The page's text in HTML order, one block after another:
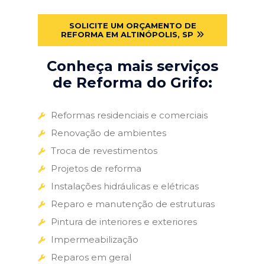
SOLICITE UM ORÇAMENTO DE
REFORMA EM ALTINÓPOLIS, SP
Conheça mais serviços
de Reforma do Grifo:
Reformas residenciais e comerciais
Renovação de ambientes
Troca de revestimentos
Projetos de reforma
Instalações hidráulicas e elétricas
Reparo e manutenção de estruturas
Pintura de interiores e exteriores
Impermeabilização
Reparos em geral